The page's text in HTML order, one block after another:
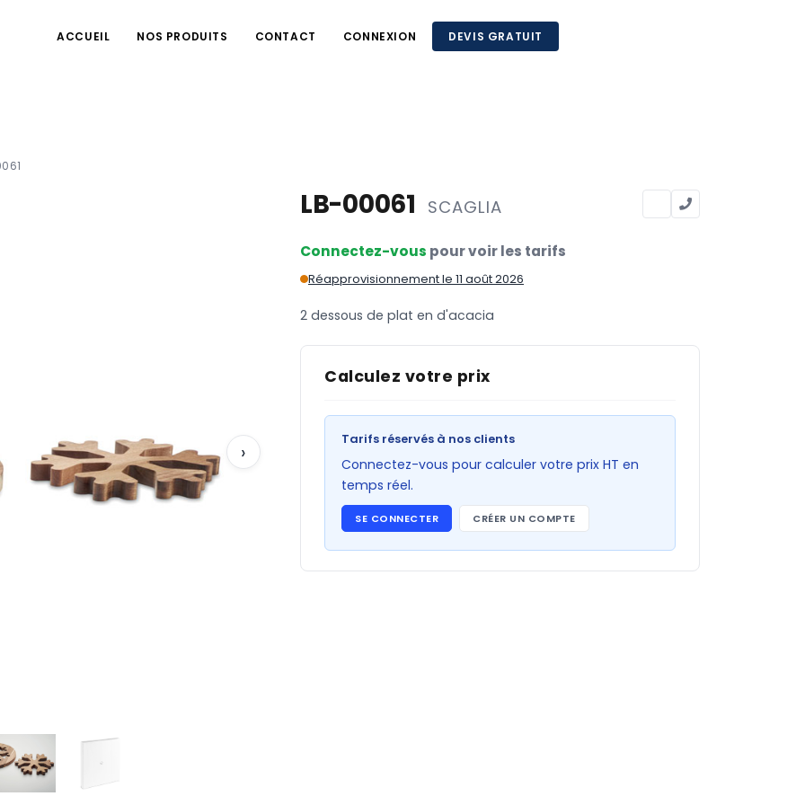
ACCUEIL NOS PRODUITS CONTACT CONNEXION DEVIS GRATUIT
›
LB-00061 SCAGLIA
Connectez-vous pour voir les tarifs
Réapprovisionnement le 11 août 2026
2 dessous de plat en d'acacia
Calculez votre prix
Tarifs réservés à nos clients
Connectez-vous pour calculer votre prix HT en
temps réel.
SE CONNECTER CRÉER UN COMPTE